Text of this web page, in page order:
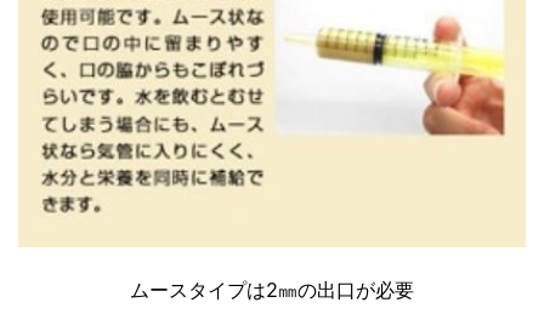
ムースタイプは2㎜の出口が必要